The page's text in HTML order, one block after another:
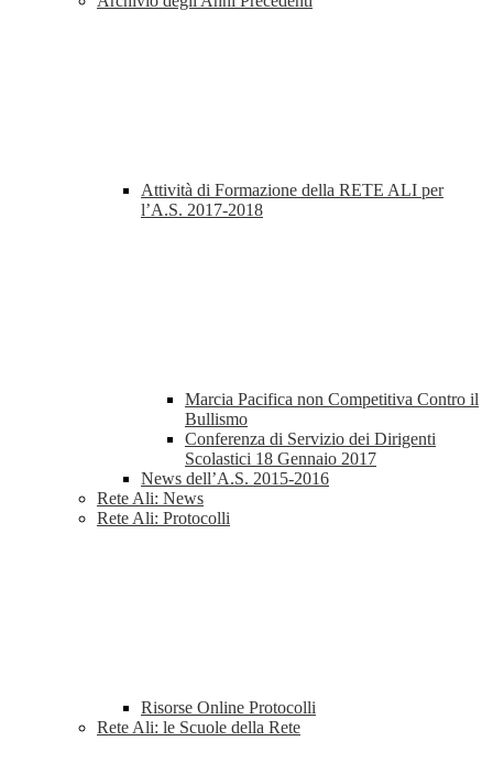
Attività di Formazione della RETE ALI per
l’A.S. 2017-2018
Marcia Pacifica non Competitiva Contro il
Bullismo
Conferenza di Servizio dei Dirigenti
Scolastici 18 Gennaio 2017
News dell’A.S. 2015-2016
Rete Ali: News
Rete Ali: Protocolli
Risorse Online Protocolli
Rete Ali: le Scuole della Rete